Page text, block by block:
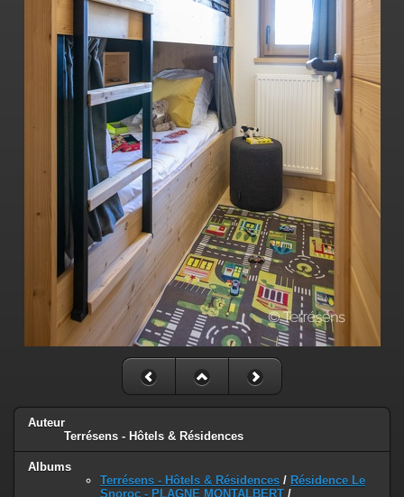
Auteur
Terrésens - Hôtels & Résidences
Albums
Terrésens - Hôtels & Résidences / Résidence Le
Snoroc - PLAGNE MONTALBERT /